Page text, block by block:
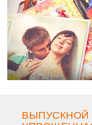
ВЫПУСКНОЙ